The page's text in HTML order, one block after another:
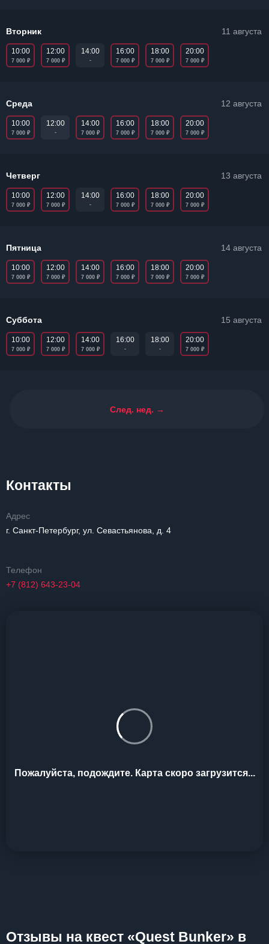
Вторник 11 августа
10:00
7 000 ₽
12:00
7 000 ₽
14:00
-
16:00
7 000 ₽
18:00
7 000 ₽
20:00
7 000 ₽
Среда 12 августа
10:00
7 000 ₽
12:00
-
14:00
7 000 ₽
16:00
7 000 ₽
18:00
7 000 ₽
20:00
7 000 ₽
Четверг 13 августа
10:00
7 000 ₽
12:00
7 000 ₽
14:00
-
16:00
7 000 ₽
18:00
7 000 ₽
20:00
7 000 ₽
Пятница 14 августа
10:00
7 000 ₽
12:00
7 000 ₽
14:00
7 000 ₽
16:00
7 000 ₽
18:00
7 000 ₽
20:00
7 000 ₽
Суббота 15 августа
10:00
7 000 ₽
12:00
7 000 ₽
14:00
7 000 ₽
16:00
-
18:00
-
20:00
7 000 ₽
След. нед. →
Контакты
Адрес
г. Санкт-Петербург, ул. Севастьянова, д. 4
Телефон
+7 (812) 643-23-04
Пожалуйста, подождите. Карта скоро загрузится...
Отзывы на квест «Quest Bunker» в